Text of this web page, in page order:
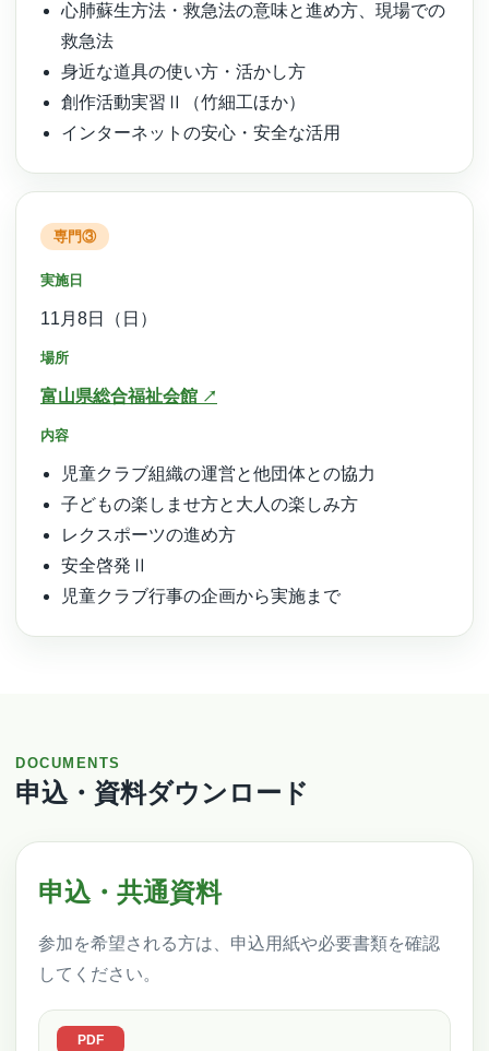
心肺蘇生方法・救急法の意味と進め方、現場での
救急法
身近な道具の使い方・活かし方
創作活動実習Ⅱ（竹細工ほか）
インターネットの安心・安全な活用
専門③
実施日
11月8日（日）
場所
富山県総合福祉会館
内容
児童クラブ組織の運営と他団体との協力
子どもの楽しませ方と大人の楽しみ方
レクスポーツの進め方
安全啓発Ⅱ
児童クラブ行事の企画から実施まで
DOCUMENTS
申込・資料ダウンロード
申込・共通資料
参加を希望される方は、申込用紙や必要書類を確認
してください。